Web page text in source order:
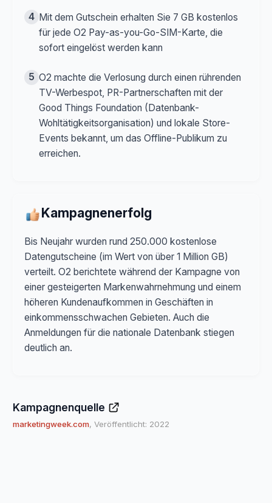
4 Mit dem Gutschein erhalten Sie 7 GB kostenlos
für jede O2 Pay-as-you-Go-SIM-Karte, die
sofort eingelöst werden kann
5 O2 machte die Verlosung durch einen rührenden
TV-Werbespot, PR-Partnerschaften mit der
Good Things Foundation (Datenbank-
Wohltätigkeitsorganisation) und lokale Store-
Events bekannt, um das Offline-Publikum zu
erreichen.
Kampagnenerfolg
Bis Neujahr wurden rund 250.000 kostenlose
Datengutscheine (im Wert von über 1 Million GB)
verteilt. O2 berichtete während der Kampagne von
einer gesteigerten Markenwahrnehmung und einem
höheren Kundenaufkommen in Geschäften in
einkommensschwachen Gebieten. Auch die
Anmeldungen für die nationale Datenbank stiegen
deutlich an.
Kampagnenquelle
marketingweek.com, Veröffentlicht: 2022